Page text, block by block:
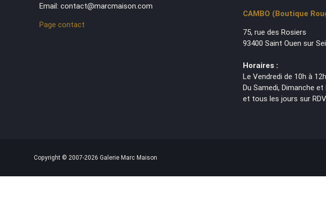
Email: contact@marcmaison.com
Page contact
CAMBO (Boutique
75, rue des Rosiers
93400 Saint Ouen sur
Horaires :
Le Vendredi de 10h à
Du Samedi, Dimanche et
et tous les jours sur RDV.
Copyright © 2007-2026 Galerie Marc Maison